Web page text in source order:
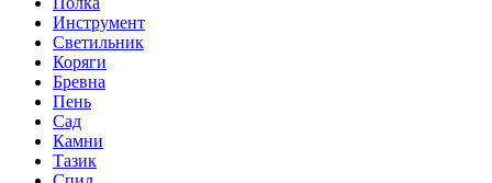
Инструмент
Светильник
Коряги
Бревна
Пень
Сад
Камни
Тазик